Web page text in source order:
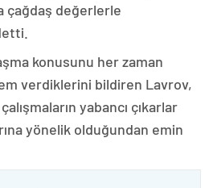
çağdaş değerlerle
konusunu her zaman
verdiklerini bildiren Lavrov,
yabancı çıkarlar
yönelik olduğundan emin